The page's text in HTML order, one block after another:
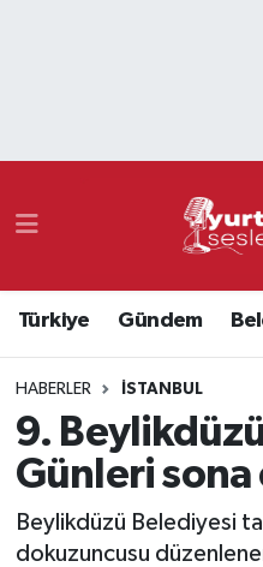
Türkiye Gündem
HABERLER İSTANBUL
9.
Günleri sona
Beylikdüzü Belediyesi
dokuzuncusu
Namaz Vakitleri
Süper Lig Puan
Tüm Manşetler
Son Dakika Haberleri
Haber Arşivi